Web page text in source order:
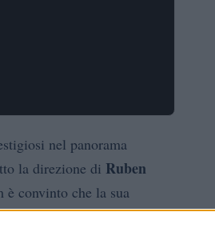
nel panorama
la direzione di Ruben
è convinto che la sua